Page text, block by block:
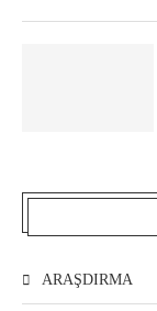
ARAŞDIRMA